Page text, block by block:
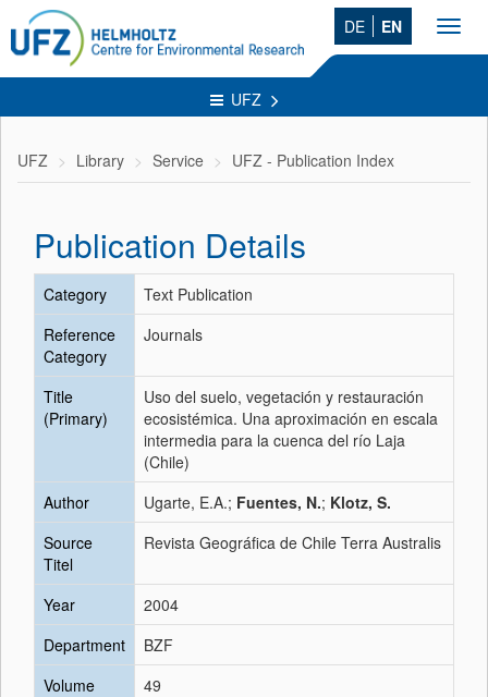
DE EN
UFZ
UFZ Library Service UFZ - Publication Index
Publication Details
Category
Text Publication
Reference
Category
Journals
Title
(Primary)
Uso del suelo, vegetación y restauración
ecosistémica. Una aproximación en escala
intermedia para la cuenca del río Laja
(Chile)
Author
Ugarte, E.A.; Fuentes, N.; Klotz, S.
Source
Titel
Revista Geográfica de Chile Terra Australis
Year
2004
Department
BZF
Volume
49